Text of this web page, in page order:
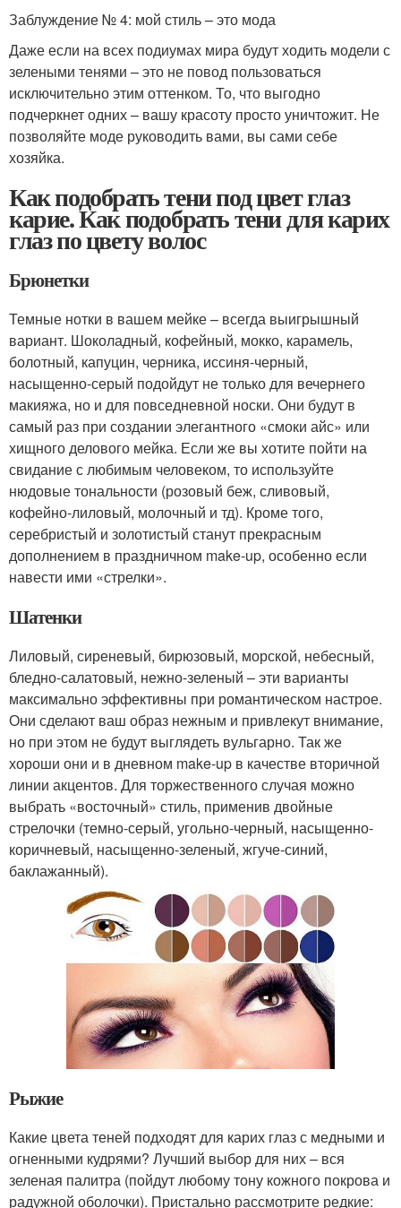
Заблуждение № 4: мой стиль – это мода
Даже если на всех подиумах мира будут ходить модели с
зелеными тенями – это не повод пользоваться
исключительно этим оттенком. То, что выгодно
подчеркнет одних – вашу красоту просто уничтожит. Не
позволяйте моде руководить вами, вы сами себе
хозяйка.
Как подобрать тени под цвет глаз
карие. Как подобрать тени для карих
глаз по цвету волос
Брюнетки
Темные нотки в вашем мейке – всегда выигрышный
вариант. Шоколадный, кофейный, мокко, карамель,
болотный, капуцин, черника, иссиня-черный,
насыщенно-серый подойдут не только для вечернего
макияжа, но и для повседневной носки. Они будут в
самый раз при создании элегантного «смоки айс» или
хищного делового мейка. Если же вы хотите пойти на
свидание с любимым человеком, то используйте
нюдовые тональности (розовый беж, сливовый,
кофейно-лиловый, молочный и тд). Кроме того,
серебристый и золотистый станут прекрасным
дополнением в праздничном make-up, особенно если
навести ими «стрелки».
Шатенки
Лиловый, сиреневый, бирюзовый, морской, небесный,
бледно-салатовый, нежно-зеленый – эти варианты
максимально эффективны при романтическом настрое.
Они сделают ваш образ нежным и привлекут внимание,
но при этом не будут выглядеть вульгарно. Так же
хороши они и в дневном make-up в качестве вторичной
линии акцентов. Для торжественного случая можно
выбрать «восточный» стиль, применив двойные
стрелочки (темно-серый, угольно-черный, насыщенно-
коричневый, насыщенно-зеленый, жгуче-синий,
баклажанный).
Рыжие
Какие цвета теней подходят для карих глаз с медными и
огненными кудрями? Лучший выбор для них – вся
зеленая палитра (пойдут любому тону кожного покрова и
радужной оболочки). Пристально рассмотрите редкие: